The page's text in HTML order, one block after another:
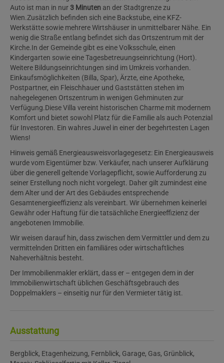
Auto ist man in nur 3 Minuten an der Stadtgrenze zu
Wien.Zusätzlich befinden sich eine Backstube, eine KFZ-
Werkstätte sowie mehrere Wirtshäuser in unmittelbarer Nähe. Ein
wenig die Straße entlang befindet sich das Ortszentrum mit der
Kirche.In der Gemeinde gibt es eine Volksschule, einen
Kindergarten sowie eine Tagesbetreuungseinrichtung (Hort).
Weitere Bildungseinrichtungen sind im Umkreis vorhanden.
Einkaufsmöglichkeiten (Billa, Spar), Ärzte, eine Apotheke,
Postpartner, ein Fleischhauer und Gaststätten stehen im
nahegelegenen Ortszentrum in wenigen Gehminuten zur
Verfügung.Diese Villa vereint historischen Charme mit modernem
Komfort und bietet sowohl Platz für die Familie als auch Potenzial
für Investoren. Ein wahres Juwel in einer der begehrtesten Lagen
Wiens!
Hinweis gemäß Energieausweisvorlagegesetz: Ein Energieausweis
wurde vom Eigentümer bzw. Verkäufer, nach unserer Aufklärung
über die generell geltende Vorlagepflicht, sowie Aufforderung zu
seiner Erstellung noch nicht vorgelegt. Daher gilt zumindest eine
dem Alter und der Art des Gebäudes entsprechende
Gesamtenergieeffizienz als vereinbart. Wir übernehmen keinerlei
Gewähr oder Haftung für die tatsächliche Energieeffizienz der
angebotenen Immobilie.
Wir weisen darauf hin, dass zwischen dem Vermittler und dem zu
vermittelnden Dritten ein familiäres oder wirtschaftliches
Naheverhältnis besteht.
Der Immobilienmakler erklärt, dass er – entgegen dem in der
Immobilienwirtschaft üblichen Geschäftsgebrauch des
Doppelmaklers – einseitig nur für den Vermieter tätig ist.
Ausstattung
Bergblick Etagenheizung Fernblick Garage Gas Grünblick